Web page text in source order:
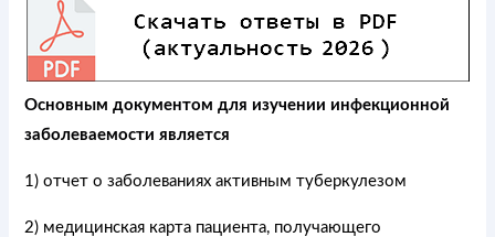
Основным документом для изучении инфекционной
заболеваемости является
1) отчет о заболеваниях активным туберкулезом
2) медицинская карта пациента, получающего